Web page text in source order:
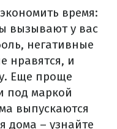
время:
вызывают у вас
негативные
нравятся, и
Еще проще
под маркой
выпускаются
дома – узнайте